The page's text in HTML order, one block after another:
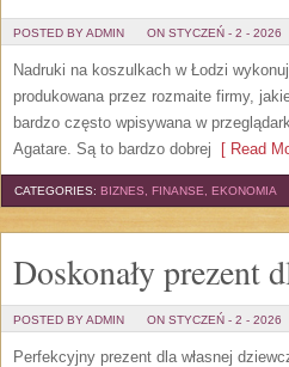
POSTED BY ADMIN ON STYCZEŃ - 2 - 2026
Nadruki na koszulkach w Łodzi
produkowana przez rozmaite firmy,
bardzo często wpisywana w
Agatare. Są to bardzo dobrej [ Read
CATEGORIES: BIZNES, FINANSE, EKONOMIA
Doskonały prezent
POSTED BY ADMIN ON STYCZEŃ - 2 - 2026
Perfekcyjny prezent dla własnej